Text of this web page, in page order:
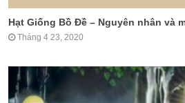
Hạt Giống Bồ Đề – Nguyên nhân và
Tháng 4 23, 2020